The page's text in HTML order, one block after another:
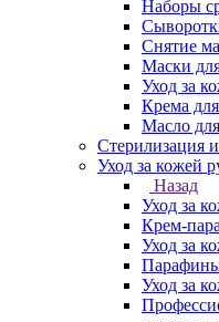
Наборы
Снятие
Маски
Уход за
Крема
Масло
Стерилизация
Уход за кожей
Назад
Уход за
Крем-
Уход за
Уход за